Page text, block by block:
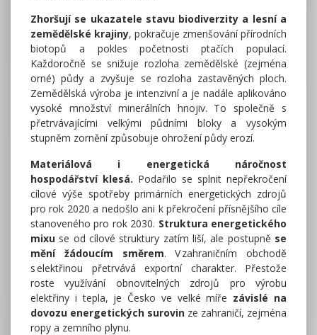
Zhoršují se ukazatele stavu biodiverzity a lesní a
zemědělské krajiny, pokračuje zmenšování přírodních
biotopů a pokles početnosti ptačích populací.
Každoročně se snižuje rozloha zemědělské (zejména
orné) půdy a zvyšuje se rozloha zastavěných ploch.
Zemědělská výroba je intenzivní a je nadále aplikováno
vysoké množství minerálních hnojiv. To společně s
přetrvávajícími velkými půdními bloky a vysokým
stupněm zornění způsobuje ohrožení půdy erozí.
Materiálová i energetická náročnost
hospodářství klesá. Podařilo se splnit nepřekročení
cílové výše spotřeby primárních energetických zdrojů
pro rok 2020 a nedošlo ani k překročení přísnějšího cíle
stanoveného pro rok 2030. Struktura energetického
mixu se od cílové struktury zatím liší, ale postupně se
mění žádoucím směrem. V zahraničním obchodě
s elektřinou přetrvává exportní charakter. Přestože
roste využívání obnovitelných zdrojů pro výrobu
elektřiny i tepla, je Česko ve velké míře závislé na
dovozu energetických surovin ze zahraničí, zejména
ropy a zemního plynu.